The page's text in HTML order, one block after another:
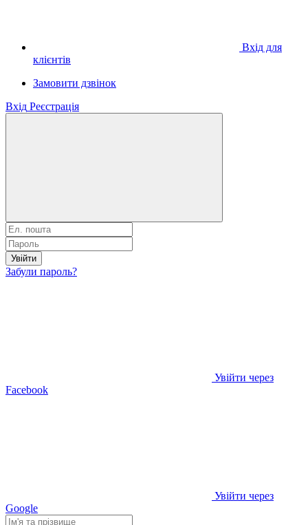
Вхід для
клієнтів
Замовити дзвінок
Вхід Реєстрація
Увійти
Забули пароль?
Увійти через
Facebook
Увійти через
Google